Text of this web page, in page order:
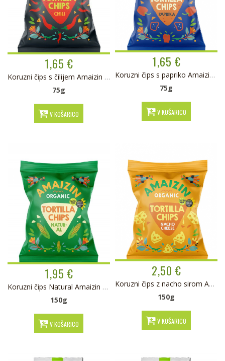
1,65 €
Koruzni čips s čilijem Amaizin BIO
75g
V KOŠARICO
1,65 €
Koruzni čips s papriko Amaizin BIO
75g
V KOŠARICO
1,95 €
Koruzni čips Natural Amaizin BIO
150g
V KOŠARICO
2,50 €
Koruzni čips z nacho sirom Amaizin BIO
150g
V KOŠARICO